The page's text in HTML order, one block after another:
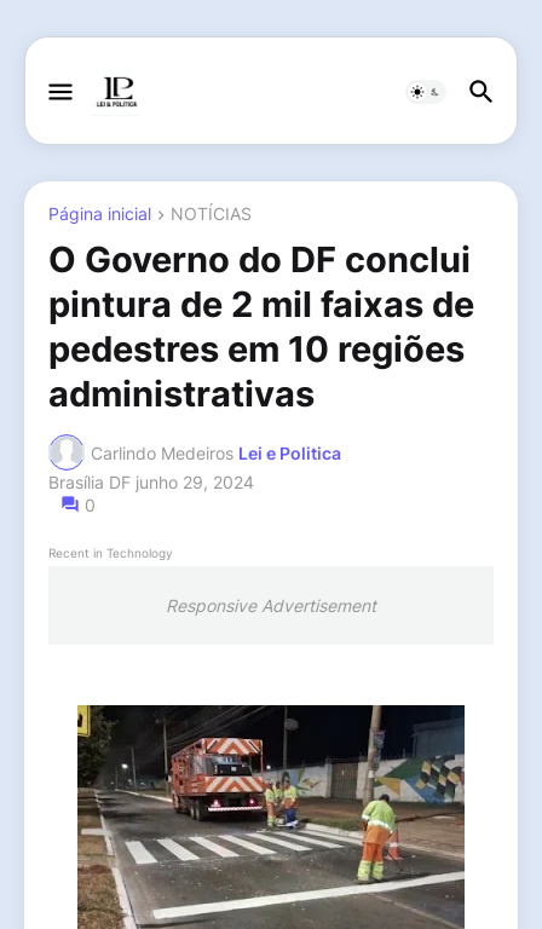
Página inicial NOTÍCIAS
O Governo do DF conclui
pintura de 2 mil faixas de
pedestres em 10 regiões
administrativas
Carlindo Medeiros Lei e Politica
Brasília DF junho 29, 2024
0
Recent in Technology
Responsive Advertisement